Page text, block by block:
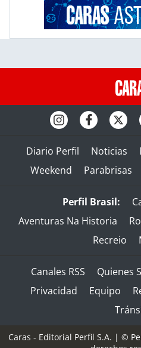
Diario Perfil Noticias
Weekend
Parabrisas
Perfil Brasil:
Aventuras Na Historia
Recreio
Canales RSS Quienes
Privacidad
Equipo
Caras - Editorial Perfil S.A. | ©